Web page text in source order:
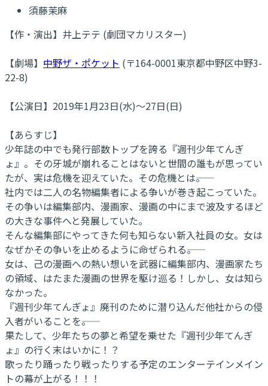
須藤茉麻
【作・演出】井上テテ (劇団マカリスター)
【劇場】 中野ザ・ポケット (〒164-0001東京都中野区中野3-
22-8)
【公演日】2019年1月23日(水)～27日(日)
【あらすじ】
少年誌の中でも発行部数トップを誇る『週刊少年てんぎ
ょ』。その牙城が崩れることはないと世間の誰もが思ってい
たが、実は危機を迎えていた。その危機とは――。
社内では二人の名物編集者による争いが巻き起こっていた。
その争いは編集部内、漫画家、漫画の中にまで波及するほど
の大きな事件へと発展していた。
そんな編集部にやってきた何も知らない新入社員の女。女は
なぜかその争いを止めるように命ぜられる――。
女は、己の漫画への熱い想いを武器に編集部内、漫画家たち
の領域、はたまた漫画の世界を駆け巡る！しかし、女は知ら
なかった。
『週刊少年てんぎょ』廃刊のために潜り込んだ他社からの侵
入者がいることを――。
果たして、少年たちの夢と希望を乗せた『週刊少年てんぎ
ょ』の行く末はいかに！？
歌ったり踊ったり戦ったりする予定のエンターテインメイン
トの幕が上がる！！！